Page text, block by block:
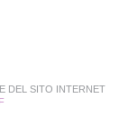
DEL SITO INTERNET
((APRE UNA NUOVA